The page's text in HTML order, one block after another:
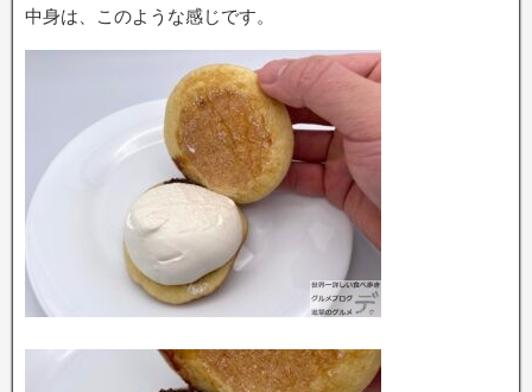
中身は、このような感じです。